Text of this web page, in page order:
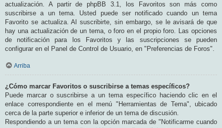
actualización. A partir de phpBB 3.1, los Favoritos son más como
suscribirse a un tema. Usted puede ser notificado cuando un tema
Favorito se actualiza. Al suscribirte, sin embargo, se le avisará de que
hay una actualización de un tema, o foro en el propio foro. Las opciones
de notificación para los Favoritos y las suscripciones se pueden
configurar en el Panel de Control de Usuario, en "Preferencias de Foros".
Arriba
¿Cómo marcar Favoritos o suscribirse a temas específicos?
Puede marcar o suscribirse a un tema específico haciendo clic en el
enlace correspondiente en el menú "Herramientas de Tema", ubicado
cerca de la parte superior e inferior de un tema de discusión.
Respondiendo a un tema con la opción marcada de "Notificarme cuando